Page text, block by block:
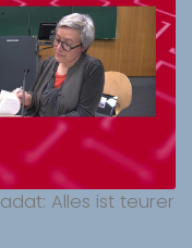
Alles ist teurer